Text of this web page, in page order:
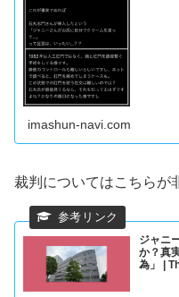
imashun-navi.com
裁判についてはこちらが
ジャニ
か？真
為」 |